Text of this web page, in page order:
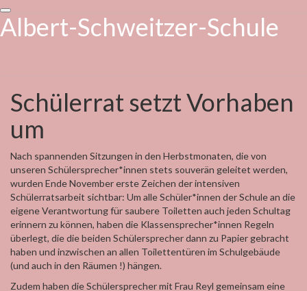
T
o
Albert-Schweitzer-Schule
Schülerrat
setzt
um
Schülerrat setzt Vorhaben
um
Nach spannenden Sitzungen in den Herbstmonaten, die von
unseren Schülersprecher*innen stets souverän geleitet werden,
wurden Ende November erste Zeichen der intensiven
Schülerratsarbeit sichtbar: Um alle Schüler*innen der Schule an die
eigene Verantwortung für saubere Toiletten auch jeden Schultag
erinnern zu können, haben die Klassensprecher*innen Regeln
überlegt, die die beiden Schülersprecher dann zu Papier gebracht
haben und inzwischen an allen Toilettentüren im Schulgebäude
(und auch in den Räumen !) hängen.
Zudem haben die Schülersprecher mit Frau Reyl gemeinsam eine